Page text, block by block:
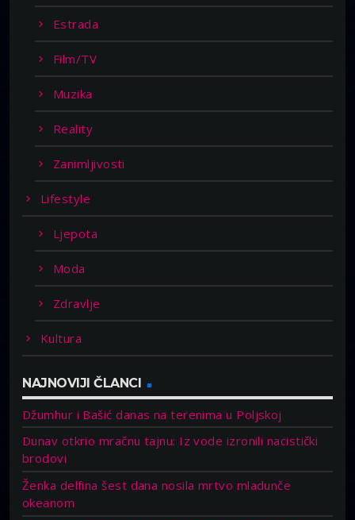
Estrada
Film/TV
Muzika
Reality
Zanimljivosti
Lifestyle
Ljepota
Moda
Zdravlje
Kultura
NAJNOVIJI ČLANCI
Džumhur i Bašić danas na terenima u Poljskoj
Dunav otkrio mračnu tajnu: Iz vode izronili nacistički
brodovi
Ženka delfina šest dana nosila mrtvo mladunče
okeanom